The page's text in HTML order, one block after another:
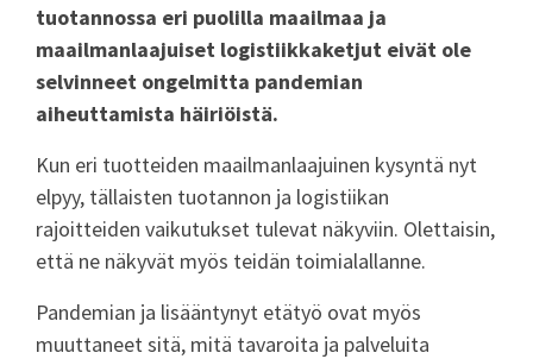
tuotannossa eri puolilla maailmaa ja
maailmanlaajuiset logistiikkaketjut eivät ole
selvinneet ongelmitta pandemian
aiheuttamista häiriöistä.
Kun eri tuotteiden maailmanlaajuinen kysyntä nyt
elpyy, tällaisten tuotannon ja logistiikan
rajoitteiden vaikutukset tulevat näkyviin. Olettaisin,
että ne näkyvät myös teidän toimialallanne.
Pandemian ja lisääntynyt etätyö ovat myös
muuttaneet sitä, mitä tavaroita ja palveluita